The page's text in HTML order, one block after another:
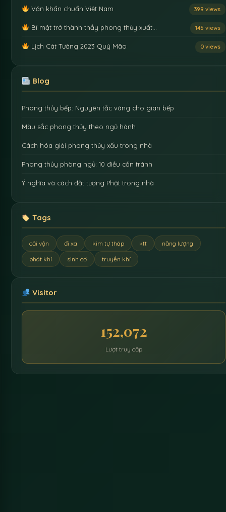
Văn khấn chuẩn Việt Nam 399 views
Bí mật trở thành thầy phong thủy xuất… 145 views
Lịch Cát Tường 2023 Quý Mão 0 views
Blog
Phong thủy bếp: Nguyên tắc vàng cho gian bếp
Màu sắc phong thủy theo ngũ hành
Cách hóa giải phong thủy xấu trong nhà
Phong thủy phòng ngủ: 10 điều cần tránh
Ý nghĩa và cách đặt tượng Phật trong nhà
Tags
cải vận đi xa kim tự tháp ktt năng lượng
phát khí sinh cơ truyền khí
Visitor
152,072
Lượt truy cập